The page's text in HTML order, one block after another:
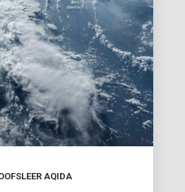
AQIDA